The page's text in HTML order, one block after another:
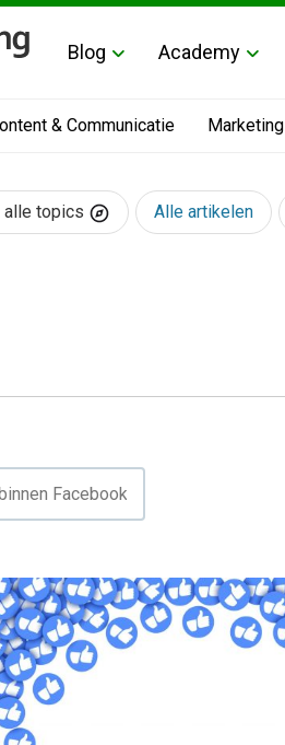
Blog Academy
& Communicatie Marketing
alle topics Alle artikelen